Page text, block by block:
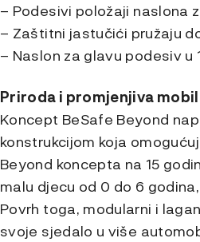
– Podesivi položaji naslona
– Zaštitni jastučići pružaju
– Naslon za glavu podesiv
Priroda i promjenjiva
Koncept BeSafe Beyond
konstrukcijom koja
Beyond koncepta na 15
malu djecu od 0 do 6
Povrh toga, modularni i
svoje sjedalo u više